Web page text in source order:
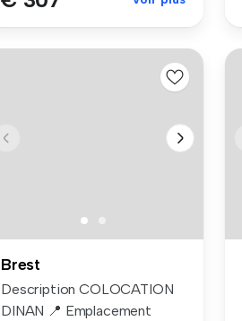
Brest
Description COLOCATION
DINAN 📍 Emplacement